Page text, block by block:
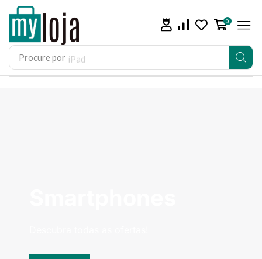
Procure por iPad
0